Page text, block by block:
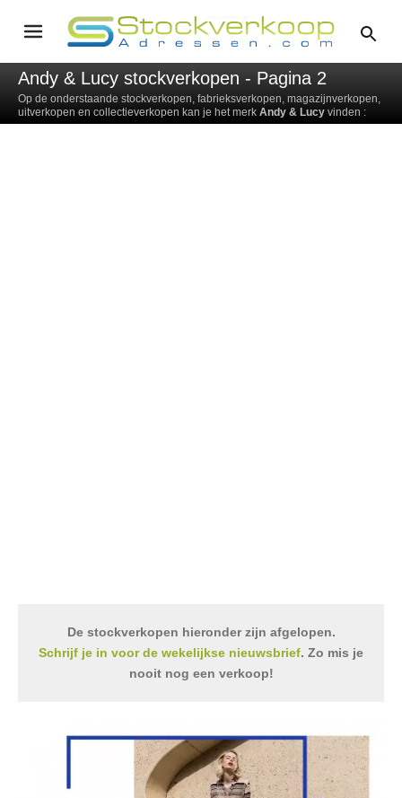
Andy & Lucy stockverkopen - Pagina 2
Op de onderstaande stockverkopen, fabrieksverkopen, magazijnverkopen,
uitverkopen en collectieverkopen kan je het merk Andy & Lucy vinden :
De stockverkopen hieronder zijn afgelopen.
Schrijf je in voor de wekelijkse nieuwsbrief. Zo mis je
nooit nog een verkoop!